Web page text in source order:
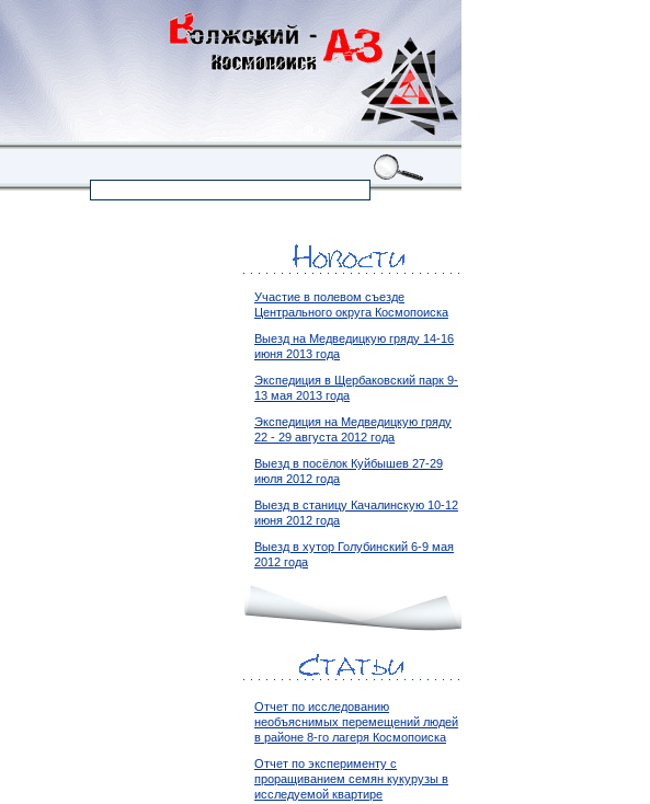
Участие в полевом съезде
Центрального округа Космопоиска
Выезд на Медведицкую гряду 14-16
июня 2013 года
Экспедиция в Щербаковский парк 9-
13 мая 2013 года
Экспедиция на Медведицкую гряду
22 - 29 августа 2012 года
Выезд в посёлок Куйбышев 27-29
июля 2012 года
Выезд в станицу Качалинскую 10-12
июня 2012 года
Выезд в хутор Голубинский 6-9 мая
2012 года
Отчет по исследованию
необъяснимых перемещений людей
в районе 8-го лагеря Космопоиска
Отчет по эксперименту с
проращиванием семян кукурузы в
исследуемой квартире